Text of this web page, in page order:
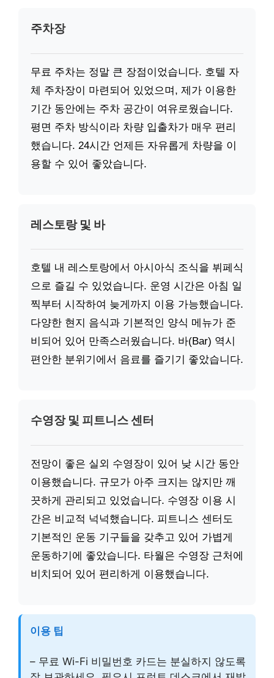
주차장
무료 주차는 정말 큰 장점이었습니다. 호텔 자
체 주차장이 마련되어 있었으며, 제가 이용한
기간 동안에는 주차 공간이 여유로웠습니다.
평면 주차 방식이라 차량 입출차가 매우 편리
했습니다. 24시간 언제든 자유롭게 차량을 이
용할 수 있어 좋았습니다.
레스토랑 및 바
호텔 내 레스토랑에서 아시아식 조식을 뷔페식
으로 즐길 수 있었습니다. 운영 시간은 아침 일
찍부터 시작하여 늦게까지 이용 가능했습니다.
다양한 현지 음식과 기본적인 양식 메뉴가 준
비되어 있어 만족스러웠습니다. 바(Bar) 역시
편안한 분위기에서 음료를 즐기기 좋았습니다.
수영장 및 피트니스 센터
전망이 좋은 실외 수영장이 있어 낮 시간 동안
이용했습니다. 규모가 아주 크지는 않지만 깨
끗하게 관리되고 있었습니다. 수영장 이용 시
간은 비교적 넉넉했습니다. 피트니스 센터도
기본적인 운동 기구들을 갖추고 있어 가볍게
운동하기에 좋았습니다. 타월은 수영장 근처에
비치되어 있어 편리하게 이용했습니다.
이용 팁
– 무료 Wi-Fi 비밀번호 카드는 분실하지 않도록